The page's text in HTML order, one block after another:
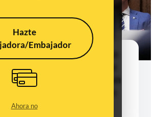
Hazte
Embajador
Ahora no
cargos del Gobierno
criticaban los emails de
ahora han usado un
Yemen